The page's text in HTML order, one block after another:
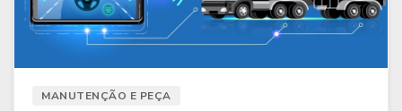
MANUTENÇÃO E PEÇA